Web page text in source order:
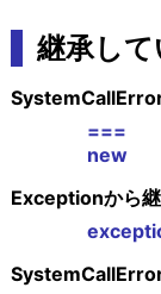
継承し
===
new
Exceptionから